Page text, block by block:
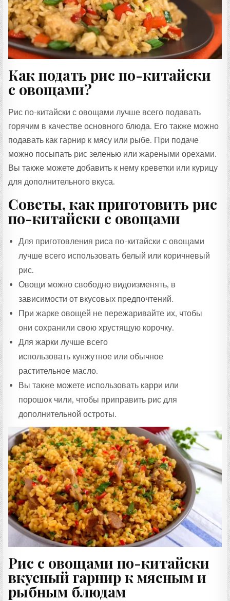
Как подать рис по-китайски
с овощами?
Рис по-китайски с овощами лучше всего подавать
горячим в качестве основного блюда. Его также можно
подавать как гарнир к мясу или рыбе. При подаче
можно посыпать рис зеленью или жареными орехами.
Вы также можете добавить к нему креветки или курицу
для дополнительного вкуса.
Советы, как приготовить рис
по-китайски с овощами
Для приготовления риса по-китайски с овощами
лучше всего использовать белый или коричневый
рис.
Овощи можно свободно видоизменять, в
зависимости от вкусовых предпочтений.
При жарке овощей не пережаривайте их, чтобы
они сохранили свою хрустящую корочку.
Для жарки лучше всего
использовать кунжутное или обычное
растительное масло.
Вы также можете использовать карри или
порошок чили, чтобы приправить рис для
дополнительной остроты.
Рис с овощами по-китайски
вкусный гарнир к мясным и
рыбным блюдам